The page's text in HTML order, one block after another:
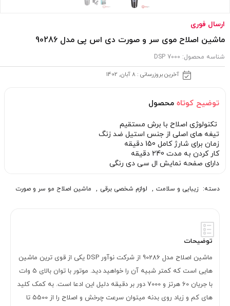
ارسال فوری
ماشین اصلاح موی سر و صورت دی اس پی مدل 90286
شناسه محصول: DSP 7000
آخرین بروزرسانی : 8 آبان, 1402
توضیح کوتاه محصول
تکنولوژی اصلاح با برش مستقیم
تیغه های اصلی از جنس استیل ضد زنگ
زمان برای شارژ کامل 150 دقیقه
کار کردن به مدت 240 دقیقه
دارای صفحه نمایش ال سی دی رنگی
دسته: زیبایی و سلامت , لوازم شخصی برقی , ماشین اصلاح مو سر و صورت
توضیحات
ماشین اصلاح مدل 90286 از شرکت نوآور DSP یکی از قوی ترین ماشین
هایی است که کمتر شبیه آن را خواهید دید. موتور با توان بالای 5 وات
با جریان 60 هرتز و 7000 دور بر دقیقه دلیل این ادعا است. به کمک کلید
های کم و زیاد روی بدنه میتوان سرعت چرخش و اصلاح را از 5500 تا